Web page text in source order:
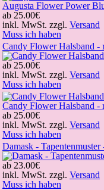
Augusta Flower Power
ab 25.00€
inkl. MwSt. zzgl. Versand
Muss ich haben
Candy Flower Halsband -
ab 25.00€
inkl. MwSt. zzgl. Versand
Muss ich haben
Candy Flower Halsband -
ab 25.00€
inkl. MwSt. zzgl. Versand
Muss ich haben
Damask -
ab 23.00€
inkl. MwSt. zzgl. Versand
Muss ich haben